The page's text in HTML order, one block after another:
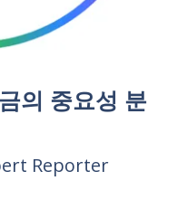
의 중요성 분
Reporter